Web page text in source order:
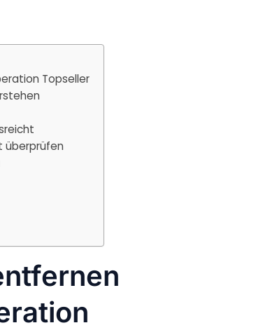
Topseller
überprüfen